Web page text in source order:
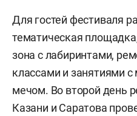
Для гостей фестиваля
тематическая
зона с лабиринтами,
классами и занятиями
мечом. Во второй день
Казани и Саратова